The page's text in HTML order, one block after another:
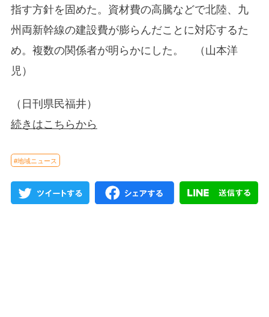
指す方針を固めた。資材費の高騰などで北陸、九
州両新幹線の建設費が膨らんだことに対応するた
め。複数の関係者が明らかにした。 （山本洋
児）
（日刊県民福井）
続きはこちらから
#地域ニュース